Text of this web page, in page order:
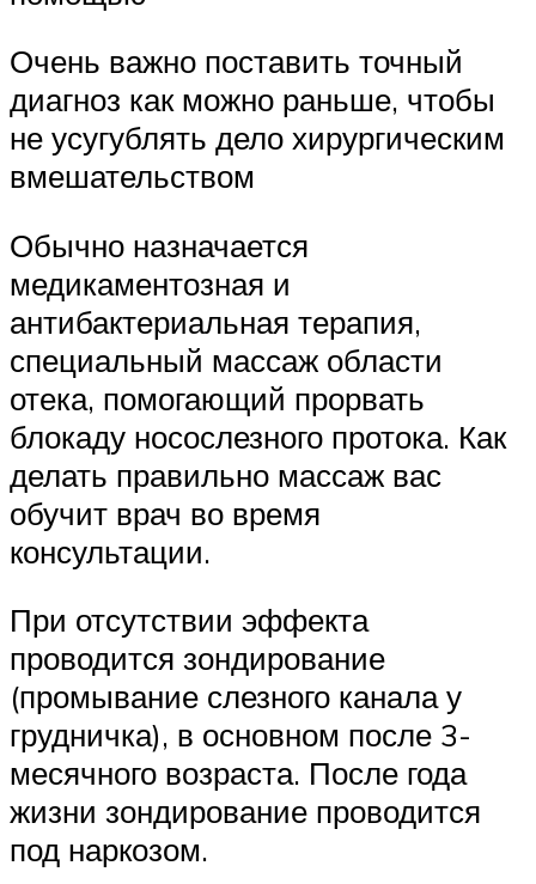
Очень важно поставить точный
диагноз как можно раньше, чтобы
не усугублять дело хирургическим
вмешательством
Обычно назначается
медикаментозная и
антибактериальная терапия,
специальный массаж области
отека, помогающий прорвать
блокаду носослезного протока. Как
делать правильно массаж вас
обучит врач во время
консультации.
При отсутствии эффекта
проводится зондирование
(промывание слезного канала у
грудничка), в основном после 3-
месячного возраста. После года
жизни зондирование проводится
под наркозом.